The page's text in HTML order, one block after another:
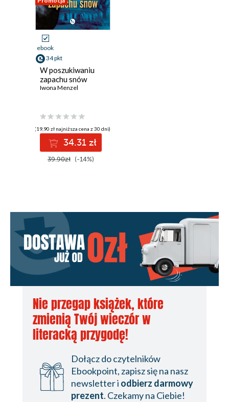
ebook
34 pkt
W poszukiwaniu
zapachu snów
Iwona Menzel
(19,90 zł najniższa cena z 30 dni)
34.31 zł
39.90zł (-14%)
Nie przegap książek, które
zmienią Twój wieczór w
literacką przygodę!
Dołącz do czytelników
Ebookpoint, zapisz się na nasz
newsletter i odbierz darmowy
prezent. Czekamy na Ciebie!